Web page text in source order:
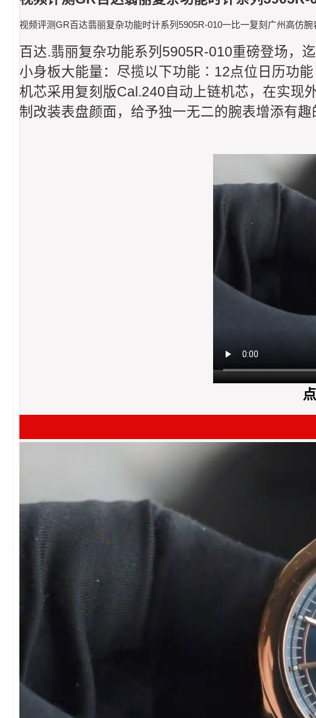
视频评测GR百达翡丽复杂功能时计系列5905R-010一比一复刻广州高仿腕
百达.翡丽复杂功能系列5905R-010重磅登场，
小身板大能量：尽揽以下功能∶12点位日历功
机芯采用复刻版Cal.240自动上链机芯，在实现
制改装表盘颜面，给予独一无二的腕表增添有